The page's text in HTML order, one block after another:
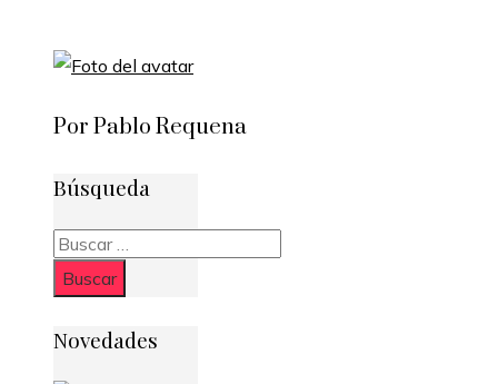
Por Pablo Requena
Búsqueda
Buscar:
Novedades